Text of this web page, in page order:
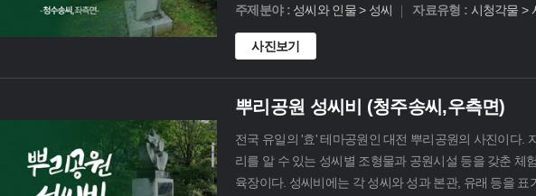
주제분야 :성씨와 인물 > 성씨 자료유형 : 시청각물 >
사진보기
뿌리공원 성씨비 (청주송씨,우측면)
전국 유일의 '효' 테마공원인 대전 뿌리공원의 사진이다.
리를 알 수 있는 성씨별 조형물과 공원시설 등을 갖춘 체
육장이다. 성씨비에는 각 성씨와 성과 본관, 유래 등을 표